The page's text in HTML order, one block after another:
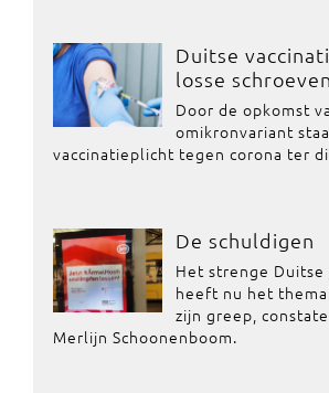
Duitse
losse schroeven
Door de opkomst
omikronvariant
vaccinatieplicht tegen corona ter
De schuldigen
Het strenge Duitse
heeft nu het
zijn greep,
Merlijn Schoonenboom.